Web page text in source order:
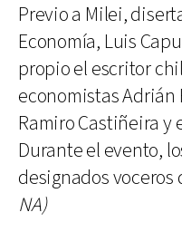
Previo a Milei,
Economía, Luis
propio el escritor
economistas Adrián
Ramiro Castiñeira y
Durante el evento,
designados
NA)